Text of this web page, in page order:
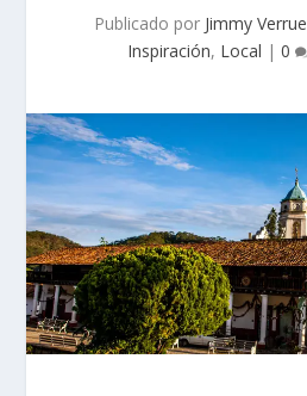
Publicado por Jimmy Verrue
Inspiración, Local | 0